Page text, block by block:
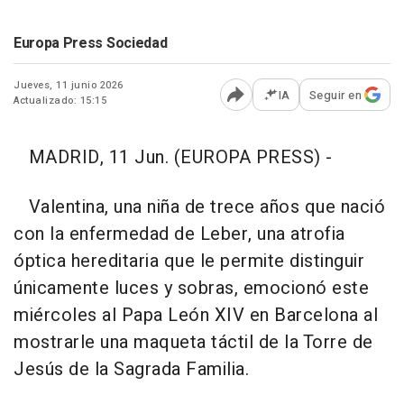
Europa Press Sociedad
Jueves, 11 junio 2026
Actualizado: 15:15
Abrir opciones para
IA Seguir en
MADRID, 11 Jun. (EUROPA PRESS) -
Valentina, una niña de trece años que nació
con la enfermedad de Leber, una atrofia
óptica hereditaria que le permite distinguir
únicamente luces y sobras, emocionó este
miércoles al Papa León XIV en Barcelona al
mostrarle una maqueta táctil de la Torre de
Jesús de la Sagrada Familia.